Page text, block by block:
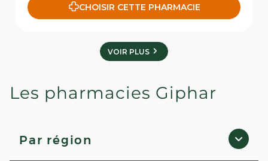
CHOISIR CETTE PHARMACIE
VOIR PLUS
Les pharmacies Giphar
Par région